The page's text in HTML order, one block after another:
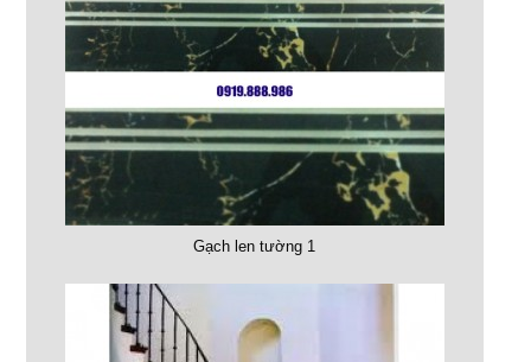
Gạch len tường 1